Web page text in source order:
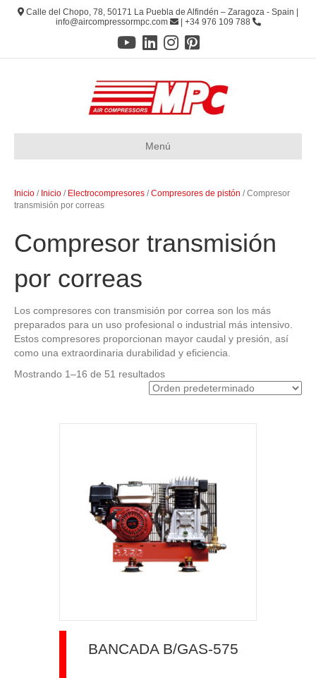
Calle del Chopo, 78, 50171 La Puebla de Alfindén – Zaragoza - Spain |
info@aircompressormpc.com
| +34 976 109 788
Menú
Inicio / Inicio / Electrocompresores /Compresores de pistón / Compresor
transmisión por correas
Compresor transmisión
por correas
Los compresores con transmisión por correa son los más
preparados para un uso profesional o industrial más intensivo.
Estos compresores proporcionan mayor caudal y presión, así
como una extraordinaria durabilidad y eficiencia.
Mostrando 1–16 de 51 resultados
BANCADA B/GAS-575